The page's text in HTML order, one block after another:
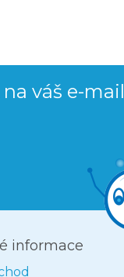
váš e-mail
informace